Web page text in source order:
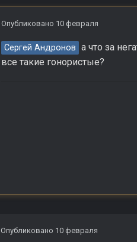
Опубликовано 10 февраля
Сергей Андронов а что за
все такие гонористые?
Опубликовано 10 февраля